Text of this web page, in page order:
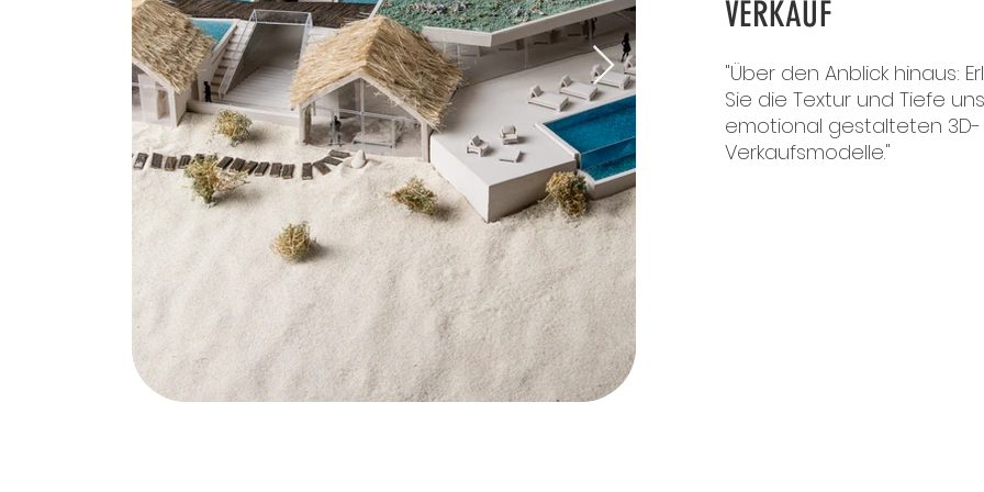
VERKAUF
"Über den Anblick hinaus:
Sie die Textur und Tiefe
emotional gestalteten 3D-
Verkaufsmodelle."